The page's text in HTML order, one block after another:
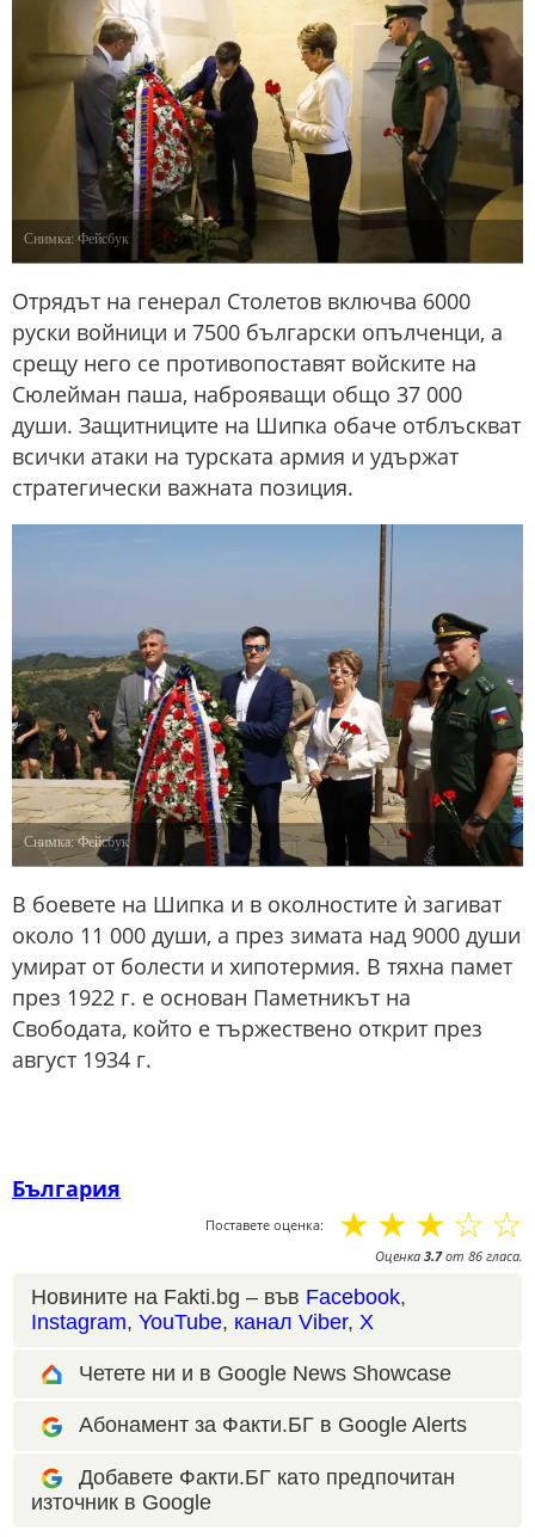
Снимка: Фейсбук
Отрядът на генерал Столетов включва 6000
руски войници и 7500 български опълченци, а
срещу него се противопоставят войските на
Сюлейман паша, наброяващи общо 37 000
души. Защитниците на Шипка обаче отблъскват
всички атаки на турската армия и удържат
стратегически важната позиция.
Снимка: Фейсбук
В боевете на Шипка и в околностите ѝ загиват
около 11 000 души, а през зимата над 9000 души
умират от болести и хипотермия. В тяхна памет
през 1922 г. е основан Паметникът на
Свободата, който е тържествено открит през
август 1934 г.
България
Поставете оценка: ☆
☆
☆
☆
☆
Оценка 3.7от 86 гласа.
Новините на Fakti.bg – във Facebook,
Instagram, YouTube, канал Viber, X
Четете ни и в Google News Showcase
Абонамент за Факти.БГ в Google Alerts
Добавете Факти.БГ като предпочитан
източник в Google